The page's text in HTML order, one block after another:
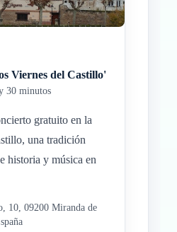
Viernes del Castillo'
30 minutos
gratuito en la
una tradición
historia y música en
10, 09200 Miranda de